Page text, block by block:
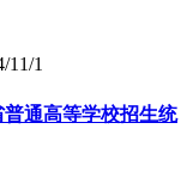
11/1
通高等学校招生统